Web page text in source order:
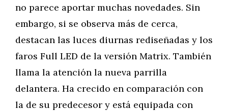
no parece aportar muchas novedades. Sin
embargo, si se observa más de cerca,
destacan las luces diurnas rediseñadas y los
faros Full LED de la versión Matrix. También
llama la atención la nueva parrilla
delantera. Ha crecido en comparación con
la de su predecesor y está equipada con